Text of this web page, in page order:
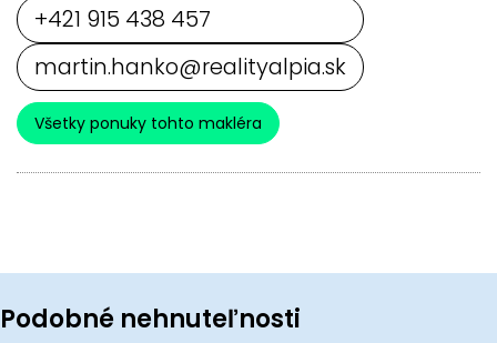
+421 915 438 457
martin.hanko@realityalpia.sk
Všetky ponuky tohto makléra
Podobné nehnuteľnosti